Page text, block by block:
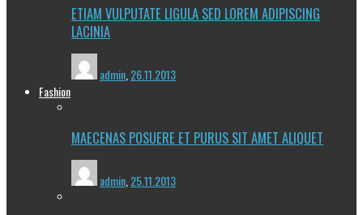
ETIAM VULPUTATE LIGULA SED LOREM ADIPISCING
LACINIA
admin 26.11.2013
Fashion
MAECENAS POSUERE ET PURUS SIT AMET ALIQUET
admin 25.11.2013